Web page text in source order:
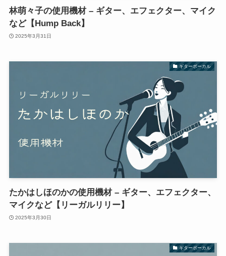
林萌々子の使用機材 – ギター、エフェクター、マイク
など【Hump Back】
2025年3月31日
ギターボーカル
たかはしほのかの使用機材 – ギター、エフェクター、
マイクなど【リーガルリリー】
2025年3月30日
ギターボーカル